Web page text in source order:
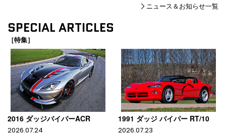
ニュース＆お知らせ一覧
SPECIAL ARTICLES
［特集］
2016 ダッジバイパーACR
2026.07.24
1991 ダッジ バイパー RT/10
2026.07.23